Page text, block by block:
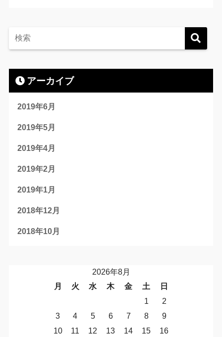
アーカイブ
2019年6月
2019年5月
2019年4月
2019年2月
2019年1月
2018年12月
2018年10月
2026年8月
月
火 水 木 金 土 日
1
2
3
4 5 6 7 8
9
10
11 12 13 14 15
16